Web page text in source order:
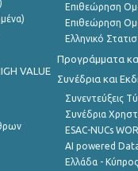
VALUE
Επιθεώρηση
Επιθεώρηση
Ελληνικό
Προγράμματα
Συνέδρια και
Συνεντεύξεις
Συνέδρια
ESAC-NUCs
AI powered
Ελλάδα - Κύπρος